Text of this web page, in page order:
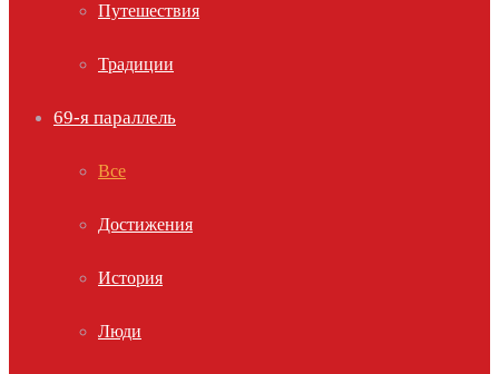
Путешествия
Традиции
69-я параллель
Все
Достижения
История
Люди